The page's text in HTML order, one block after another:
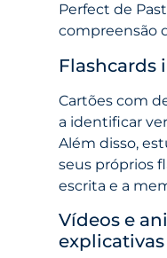
Perfect de
compreensão
Flashcards
Cartões com
a identificar
Além disso,
seus próprios
escrita e a
Vídeos e
explicativas